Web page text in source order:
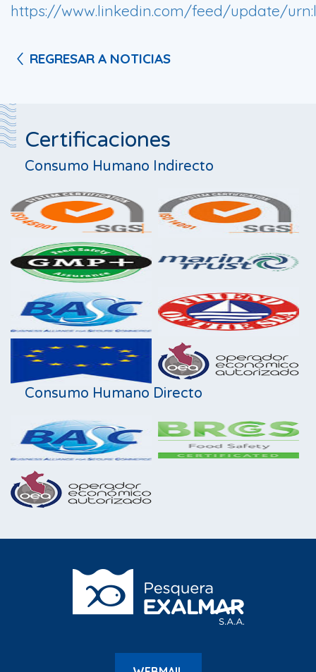
https://www.linkedin.com/feed/update/
REGRESAR A NOTICIAS
Certificaciones
Consumo Humano Indirecto
Consumo Humano Directo